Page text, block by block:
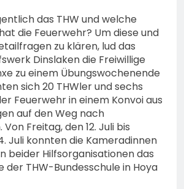
das THW und welche
die Feuerwehr? Um diese und
zu klären, lud das
Dinslaken die Freiwillige
zu einem Übungswochenende
sich 20 THWler und sechs
Feuerwehr in einem Konvoi aus
auf den Weg nach
Freitag, den 12. Juli bis
Juli konnten die Kameradinnen
beider Hilfsorganisationen das
der THW-Bundesschule in Hoya